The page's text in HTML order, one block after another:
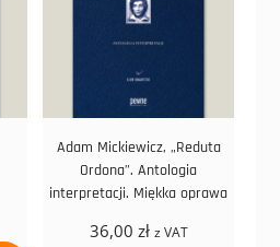
Adam Mickiewicz, „Reduta
Ordona”. Antologia
interpretacji. Miękka oprawa
36,00 zł z VAT